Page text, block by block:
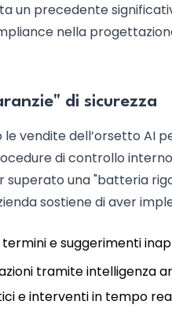
un precedente
nella
di sicurezza
vendite dell’orsetto AI
di controllo
una "batteria
sostiene di aver
e suggerimenti
tramite intelligenza
e interventi in tempo